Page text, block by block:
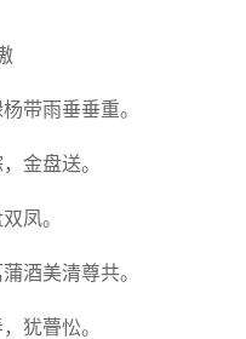
带雨垂垂重。
金盘送。
凤。
酒美清尊共。
犹瞢忪。